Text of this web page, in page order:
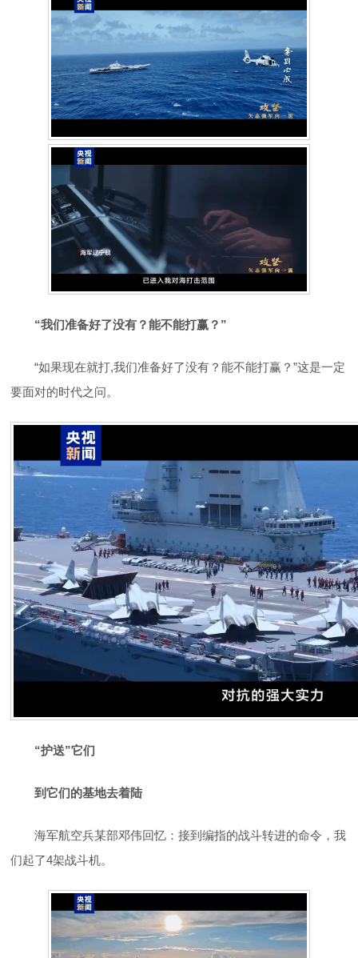
“我们准备好了没有？能不能打赢？”
“如果现在就打,我们准备好了没有？能不能打赢？”这是一定
要面对的时代之问。
“护送”它们
到它们的基地去着陆
海军航空兵某部邓伟回忆：接到编指的战斗转进的命令，我
们起了4架战斗机。